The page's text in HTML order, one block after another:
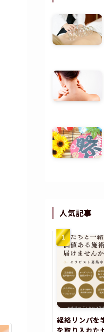
人気記事
経絡リンパを
を取り入れた